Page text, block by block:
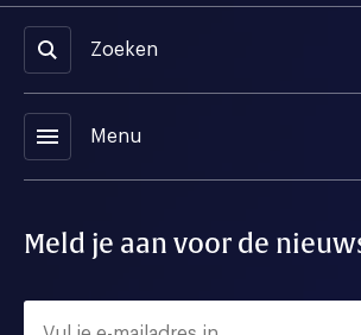
Zoeken
menu Menu
Meld je aan voor de